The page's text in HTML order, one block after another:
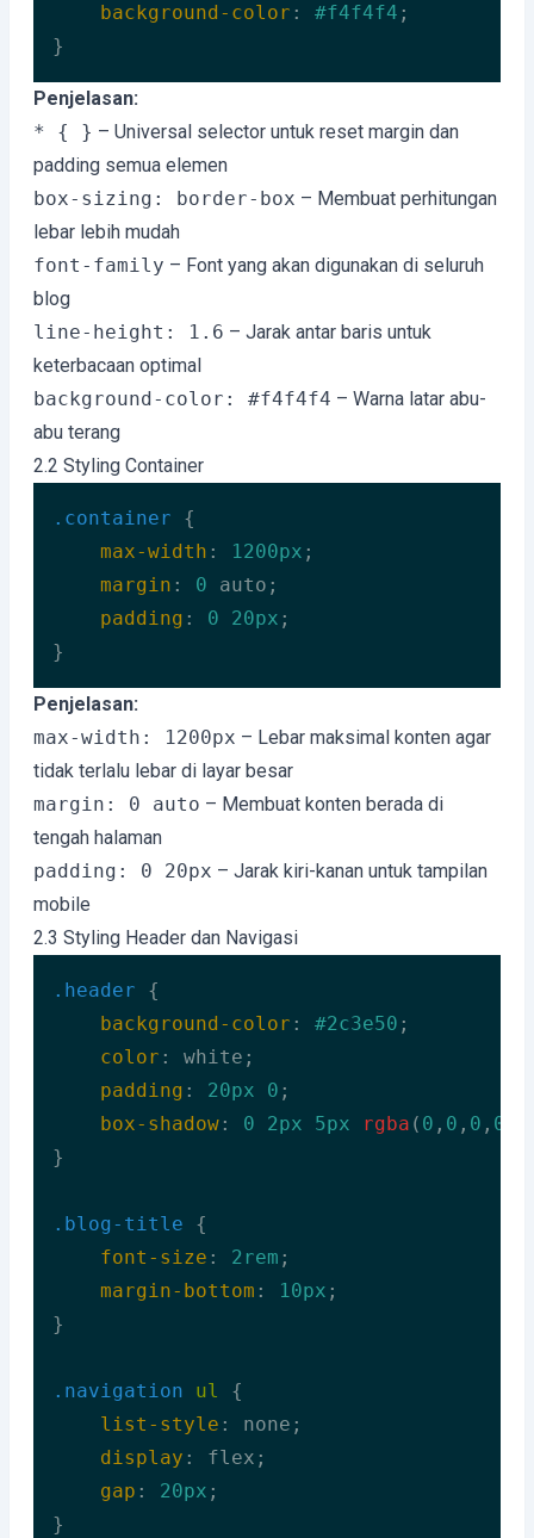
background-color : #f4f4f4 ;
}
Code language:
Penjelasan:
* { } – Universal selector untuk reset margin dan
padding semua elemen
box-sizing: border-box – Membuat perhitungan
lebar lebih mudah
font-family – Font yang akan digunakan di seluruh
blog
line-height: 1.6 – Jarak antar baris untuk
keterbacaan optimal
background-color: #f4f4f4 – Warna latar abu-
abu terang
2.2 Styling Container
.container {
max-width : 1200px ;
margin : 0 auto;
padding : 0 20px ;
}
Code language:
Penjelasan:
max-width: 1200px – Lebar maksimal konten agar
tidak terlalu lebar di layar besar
margin: 0 auto – Membuat konten berada di
tengah halaman
padding: 0 20px – Jarak kiri-kanan untuk tampilan
mobile
2.3 Styling Header dan Navigasi
.header {
background-color : #2c3e50 ;
color : white;
padding : 20px 0 ;
box-shadow : 0 2px 5px rgba ( 0 , 0 , 0 , 0.1
}
.blog-title {
font-size : 2rem ;
margin-bottom : 10px ;
}
.navigation ul
{
list-style : none;
display : flex;
gap : 20px ;
}